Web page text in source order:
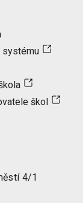
systému
škol
4/1